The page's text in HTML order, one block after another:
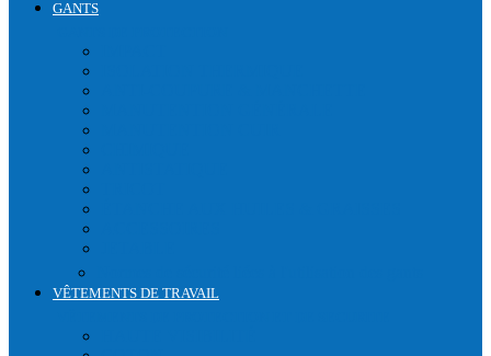
GANTS
VÊTEMENTS DE TRAVAIL